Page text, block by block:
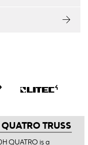
TRUSS
QUATRO is a